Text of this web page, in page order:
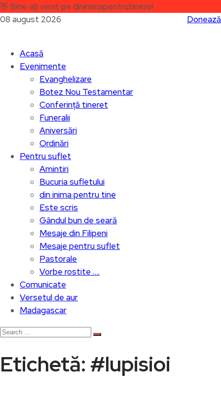
👋 Bine ați venit pe dininimapentrutine.ro!
08 august 2026
Donează
Acasă
Evenimente
Evanghelizare
Botez Nou Testamentar
Conferință tineret
Funeralii
Aniversări
Ordinări
Pentru suflet
Amintiri
Bucuria sufletului
din inima pentru tine
Este scris
Gândul bun de seară
Mesaje din Filipeni
Mesaje pentru suflet
Pastorale
Vorbe rostite ….
Comunicate
Versetul de aur
Madagascar
Etichetă: #lupisioi